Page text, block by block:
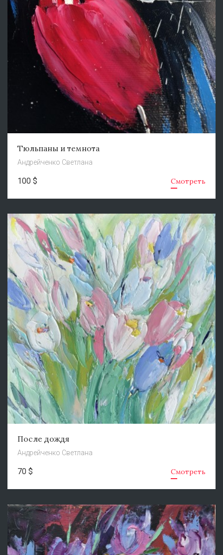
Тюльпаны и темнота
Андрейченко Светлана
100 $ Смотреть
После дождя
Андрейченко Светлана
70 $ Смотреть